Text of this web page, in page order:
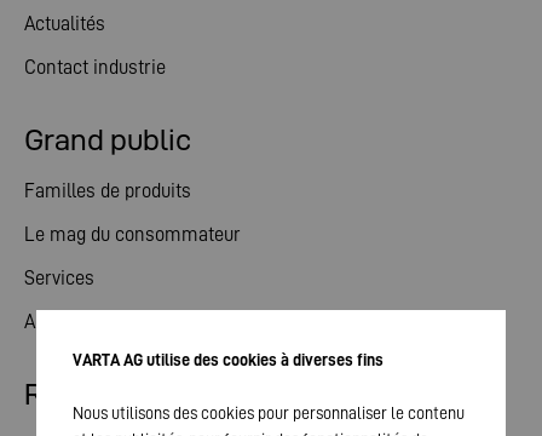
Grand public
Familles de produits
Le mag du consommateur
Services
Actualités
Actualités
Contact industrie
Relations avec les investisseurs
VARTA AG utilise des cookies à diverses fins
Nous utilisons des cookies pour personnaliser le contenu